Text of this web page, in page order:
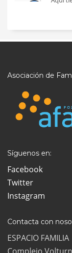
Asociación de
Síguenos en:
Facebook
Twitter
Instagram
Contacta con
ESPACIO FAMILIA